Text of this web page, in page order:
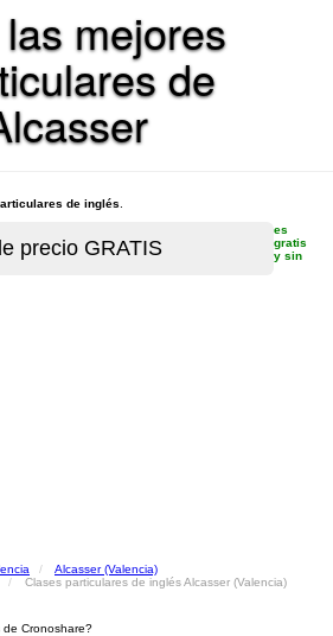
mejores
de
de inglés
es
gratis
y sin
Alcasser (Valencia)
Clases particulares de inglés Alcasser (Valencia)
de Cronoshare?